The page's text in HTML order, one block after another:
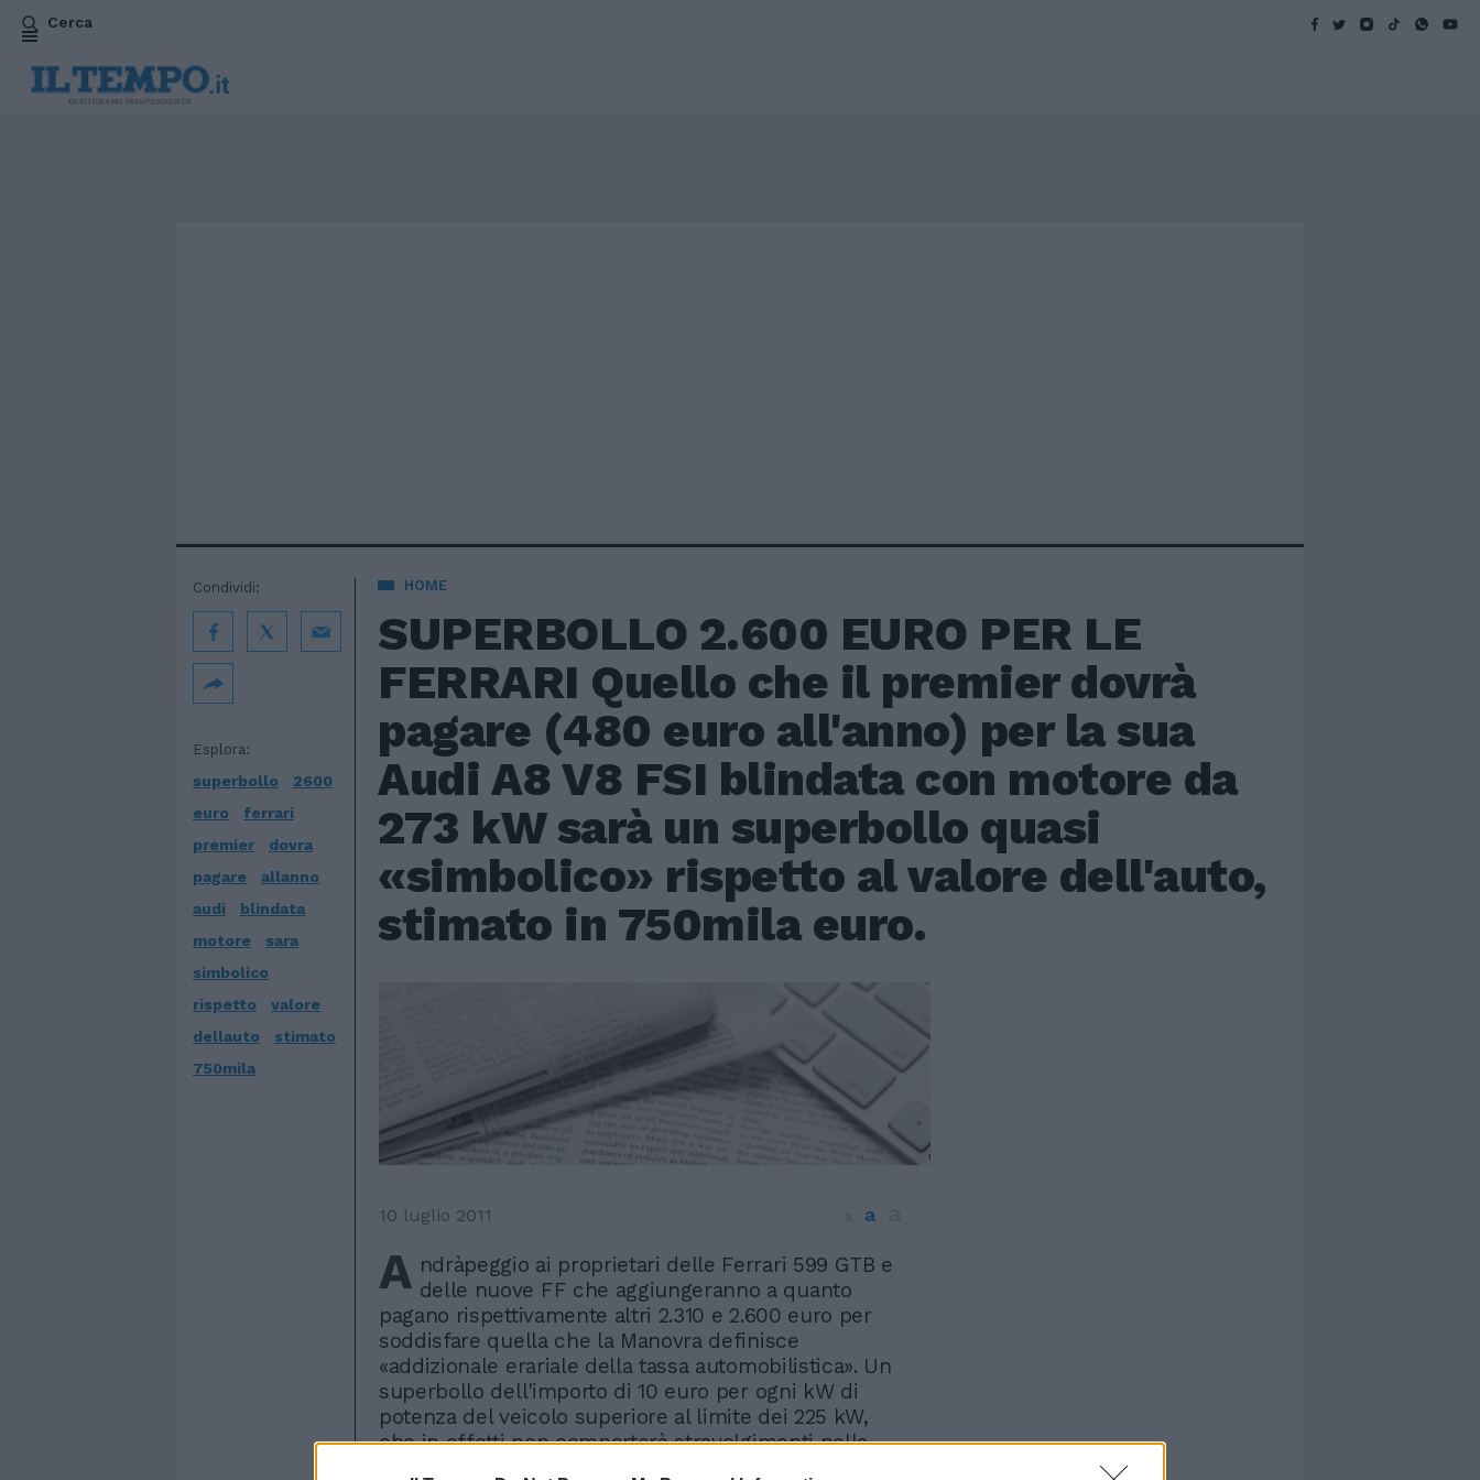
Cerca
HOME
SUPERBOLLO 2.600 EURO PER LE
FERRARI Quello che il premier dovrà
pagare (480 euro all'anno) per la sua
Audi A8 V8 FSI blindata con motore da
273 kW sarà un superbollo quasi
«simbolico» rispetto al valore dell'auto,
stimato in 750mila euro.
Esplora:
superbollo
2600
euro
ferrari
premier
dovra
pagare
allanno
audi
blindata
motore
sara
simbolico
rispetto
valore
dellauto
stimato
750mila
Condividi:
10 luglio 2011 a
A ndràpeggio ai proprietari delle Ferrari 599 GTB e
delle nuove FF che aggiungeranno a quanto
pagano rispettivamente altri 2.310 e 2.600 euro per
soddisfare quella che la Manovra definisce
«addizionale erariale della tassa automobilistica». Un
superbollo dell'importo di 10 euro per ogni kW di
potenza del veicolo superiore al limite dei 225 kW,
che in effetti non comporterà stravolgimenti nella